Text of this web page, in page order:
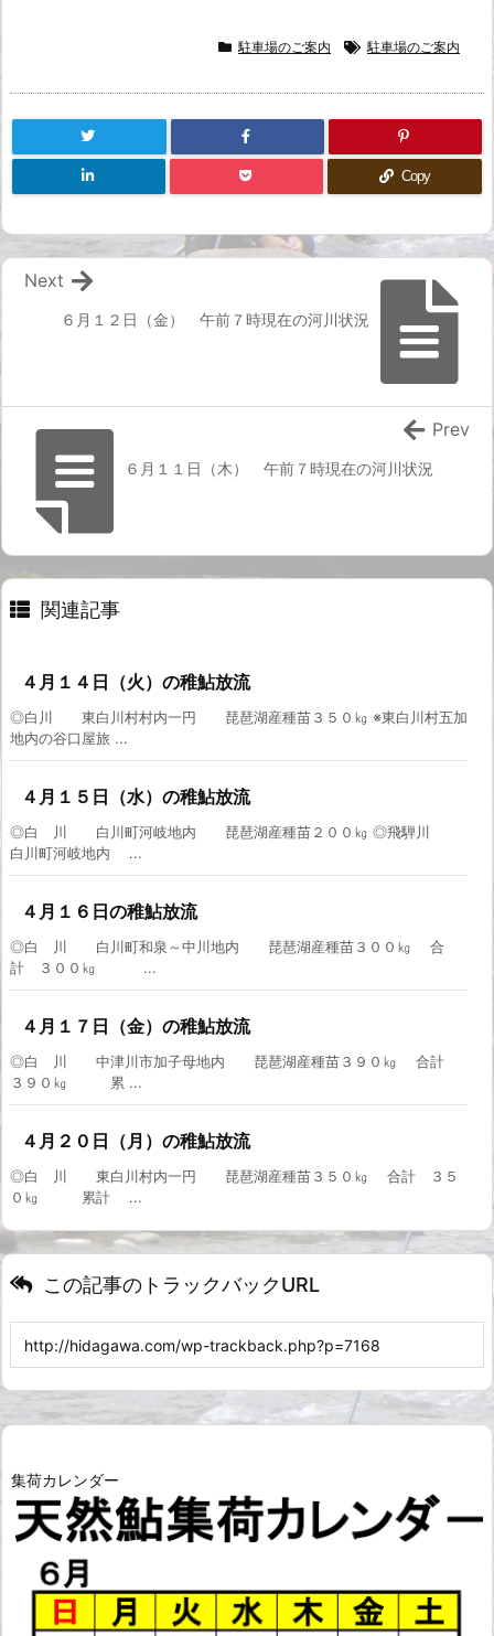
駐車場のご案内 駐車場のご案内
Copy
６月１２日（金） 午前７時現在の河川状況
Next
６月１１日（木） 午前７時現在の河川状況
Prev
関連記事
４月１４日（火）の稚鮎放流
◎白川 東白川村村内一円 琵琶湖産種苗３５０㎏ ※東白川村五加
地内の谷口屋旅 ...
４月１５日（水）の稚鮎放流
◎白 川 白川町河岐地内 琵琶湖産種苗２００㎏ ◎飛騨川
白川町河岐地内 ...
４月１６日の稚鮎放流
◎白 川 白川町和泉～中川地内 琵琶湖産種苗３００㎏ 合
計 ３００㎏ ...
４月１７日（金）の稚鮎放流
◎白 川 中津川市加子母地内 琵琶湖産種苗３９０㎏ 合計
３９０㎏ 累 ...
４月２０日（月）の稚鮎放流
◎白 川 東白川村内一円 琵琶湖産種苗３５０㎏ 合計 ３５
０㎏ 累計 ...
この記事のトラックバックURL
集荷カレンダー